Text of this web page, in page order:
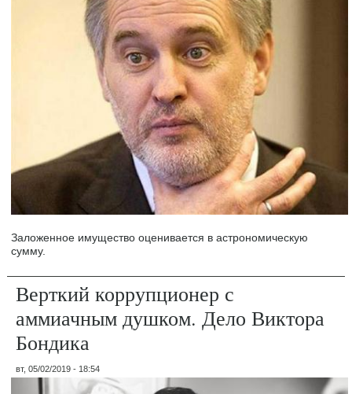
Заложенное имущество оценивается в астрономическую
сумму.
Верткий коррупционер с
аммиачным душком. Дело Виктора
Бондика
вт, 05/02/2019 - 18:54